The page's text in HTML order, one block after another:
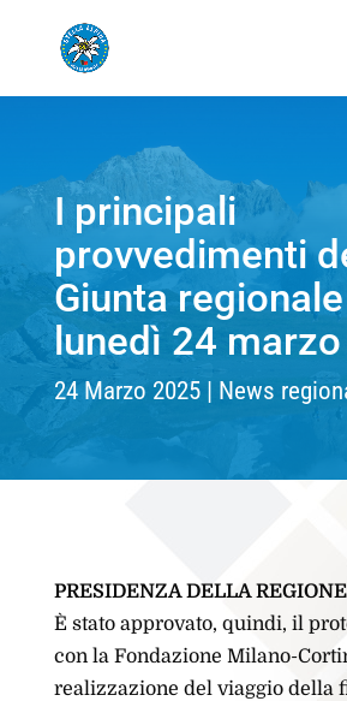
I principali
provvedimenti
Giunta
lunedì 24
24 Marzo 2025 News
PRESIDENZA DELLA REGIONE
È stato approvato, quindi, il
con la Fondazione Milano-
realizzazione del viaggio della